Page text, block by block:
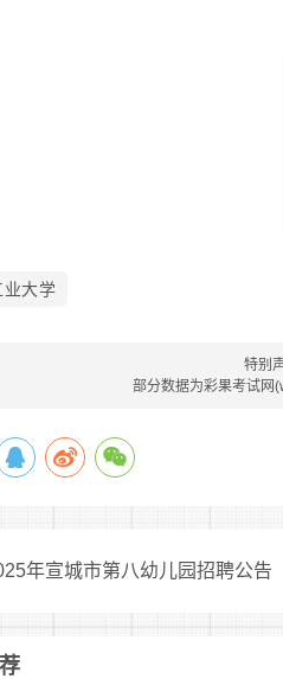
在各级各类事业单位公开招聘
应聘人员诚信档案库，且记录期
曾因犯罪受过刑事处罚的人员
律规定不得参加报考或聘用为
聘报名
名时间：2025年4月30日至2025
学历的毕业证及学位证(未取得
获得学位(学历)的应聘者需另提
视频时长不超过3分钟，mp4
业大学
特别
部分数据为彩果考试网
年宣城市第八幼儿园招聘公告